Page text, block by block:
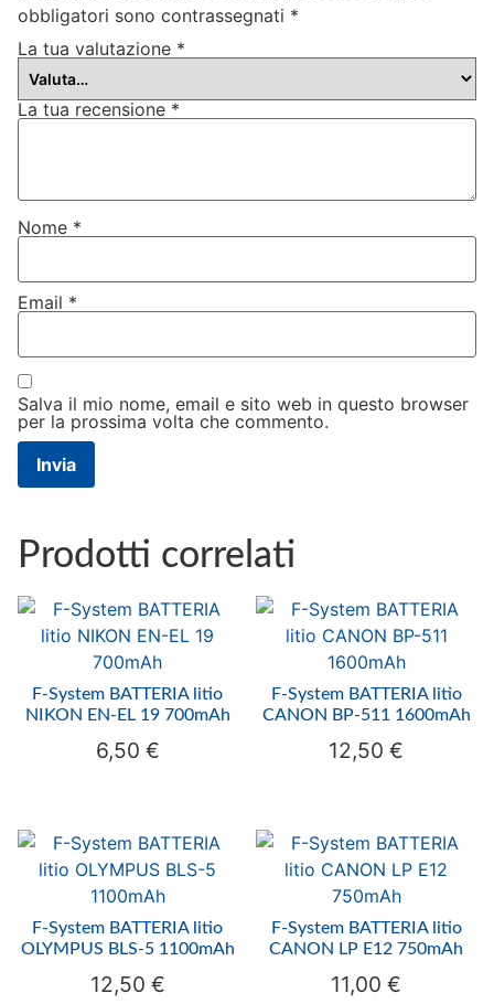
obbligatori sono contrassegnati *
La tua valutazione *
La tua recensione *
Nome *
Email *
Salva il mio nome, email e sito web in questo browser
per la prossima volta che commento.
Prodotti correlati
F-System BATTERIA litio
NIKON EN-EL 19 700mAh
6,50 €
F-System BATTERIA litio
CANON BP-511 1600mAh
12,50€
F-System BATTERIA litio
OLYMPUS BLS-5 1100mAh
12,50 €
F-System BATTERIA litio
CANON LP E12 750mAh
11,00€